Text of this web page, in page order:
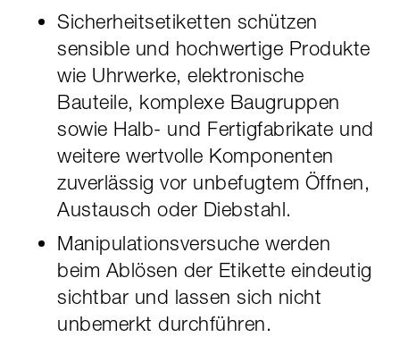
Sicherheitsetiketten schützen
sensible und hochwertige Produkte
wie Uhrwerke, elektronische
Bauteile, komplexe Baugruppen
sowie Halb- und Fertigfabrikate und
weitere wertvolle Komponenten
zuverlässig vor unbefugtem Öffnen,
Austausch oder Diebstahl.
Manipulationsversuche werden
beim Ablösen der Etikette eindeutig
sichtbar und lassen sich nicht
unbemerkt durchführen.